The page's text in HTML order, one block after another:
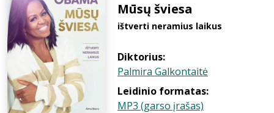
Mūsų šviesa
ištverti neramius laikus
Diktorius:
Palmira Galkontaitė
Leidinio formatas:
MP3 (garso įrašas)